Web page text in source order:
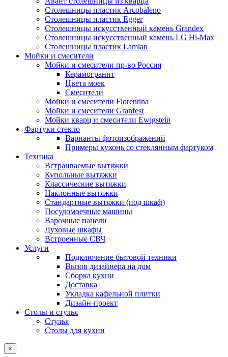
Столешницы пластик Arcobaleno
Столешницы пластик Egger
Столешницы искусственный камень Grandex
Столешницы искусственный камень LG Hi-Max
Столешницы пластик Lamian
Мойки и смесители
Мойки и смесители пр-во Россия
Керамогранит
Цвета моек
Смесители
Мойки и смесители Florentina
Мойки и смесители Granfest
Мойки кварц и смесители Ewigstein
Фартуки стекло
Варианты фотоизображений
Примеры кухонь со стеклянным фартуком
Техника
Встраиваемые вытяжки
Купольные вытяжки
Классические вытяжки
Наклонные вытяжки
Стандартные вытяжки (под шкаф)
Посудомоечные машины
Варочные панели
Духовые шкафы
Встроенные СВЧ
Услуги
Подключение бытовой техники
Вызов дизайнера на дом
Сборка кухни
Доставка
Укладка кафельной плитки
Дизайн-проект
Столы и стулья
Стулья
Столы для кухни
×